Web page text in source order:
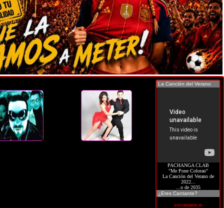
La Canción del Verano
PACHANGA CLAB
"Me Pone Colorao"
La Canción del Verano de
2022...
...o de 2035
¿Eres Cantante?
soycantante.es